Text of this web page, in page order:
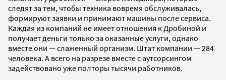
следят за тем, чтобы техника вовремя обслуживалась,
формируют заявки и принимают машины после сервиса.
Каждая из компаний не имеет отношения к Дробиной и
получает деньги только за оказанные услуги, однако
вместе они — слаженный организм. Штат компании — 284
человека. А всего на разрезе вместе с аутсорсингом
задействовано уже полторы тысячи работников.